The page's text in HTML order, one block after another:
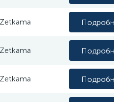
Zetkama Подробнее
Zetkama Подробнее
Zetkama Подробнее